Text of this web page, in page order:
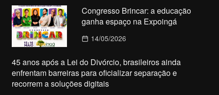
Congresso Brincar: a educação
ganha espaço na Expoingá
14/05/2026
45 anos após a Lei do Divórcio, brasileiros ainda
enfrentam barreiras para oficializar separação e
recorrem a soluções digitais